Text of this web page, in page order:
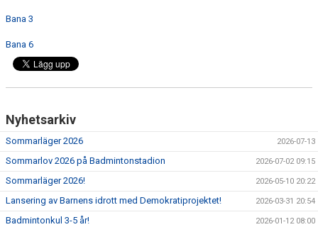
Bana 3
Bana 6
Nyhetsarkiv
Sommarläger 2026 2026-07-13
Sommarlov 2026 på Badmintonstadion 2026-07-02 09:15
Sommarläger 2026! 2026-05-10 20:22
Lansering av Barnens idrott med Demokratiprojektet! 2026-03-31 20:54
Badmintonkul 3-5 år! 2026-01-12 08:00